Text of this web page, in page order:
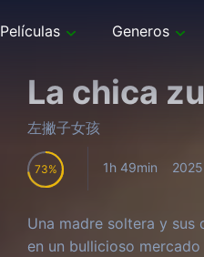
Películas Generos
La chica
左撇子女孩
73 1h 49min 2025
Una madre soltera y sus
en un bullicioso